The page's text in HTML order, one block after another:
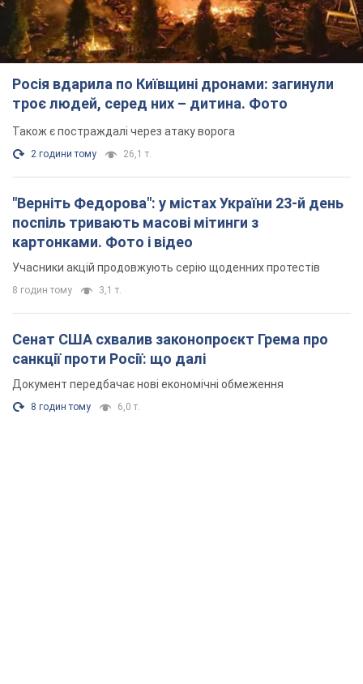
8 годин тому 3,1 т.
Сенат США схвалив законопроєкт Грема про
санкції проти Росії: що далі
Документ передбачає нові економічні обмеження
8 годин тому 6,0 т.